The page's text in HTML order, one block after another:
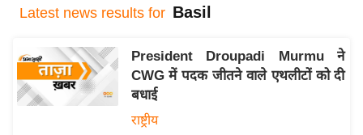
अं
र्रा
ष्ट्री
य
Latest news results for Basil
President Droupadi Murmu ने
CWG में पदक जीतने वाले एथलीटों को दी
बधाई
राष्ट्रीय